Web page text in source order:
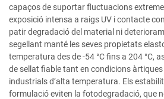
capaços de suportar fluctuacions
exposició intensa a raigs UV i contacte
patir degradació del material ni
segellant manté les seves propietats
temperatura des de -54 °C fins a 204 °C,
de sellat fiable tant en condicions
industrials d’alta temperatura. Els
formulació eviten la fotodegradació, que